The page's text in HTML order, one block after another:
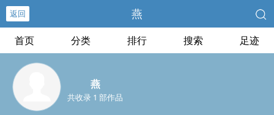
返回 燕
首页 分类 排行 搜索 足迹
燕
共收录 1 部作品